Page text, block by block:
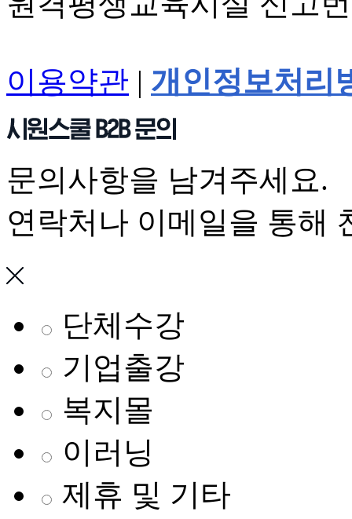
이용약관 | 개인정보처리
문의사항을 남겨주세요.
연락처나 이메일을 통해
단체수강
기업출강
복지몰
이러닝
제휴 및 기타